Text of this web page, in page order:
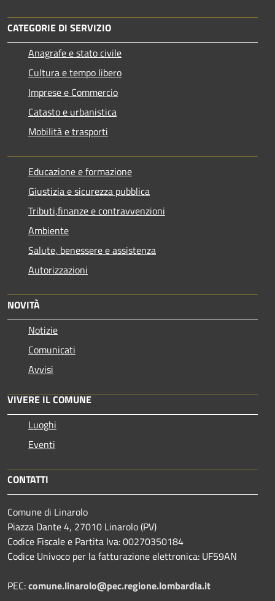
CATEGORIE DI SERVIZIO
Anagrafe e stato civile
Cultura e tempo libero
Imprese e Commercio
Catasto e urbanistica
Mobilità e trasporti
Educazione e formazione
Giustizia e sicurezza pubblica
Tributi,finanze e contravvenzioni
Ambiente
Salute, benessere e assistenza
Autorizzazioni
NOVITÀ
Notizie
Comunicati
Avvisi
VIVERE IL COMUNE
Luoghi
Eventi
CONTATTI
Comune di Linarolo
Piazza Dante 4, 27010 Linarolo (PV)
Codice Fiscale e Partita Iva: 00270350184
Codice Univoco per la fatturazione elettronica: UF59AN
PEC:comune.linarolo@pec.regione.lombardia.it